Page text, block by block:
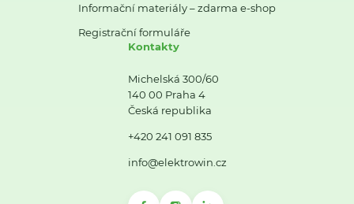
Informační materiály – zdarma e-shop
Registrační formuláře
Kontakty
Michelská 300/60
140 00 Praha 4
Česká republika
+420 241 091 835
info@elektrowin.cz